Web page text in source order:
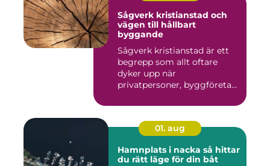
Sågverk kristianstad och
vägen till hållbart
byggande
Sågverk kristianstad är ett
begrepp som allt oftare
dyker upp när
privatpersoner, byggföretag
01. aug
Hamnplats i nacka så hittar
du rätt läge för din båt